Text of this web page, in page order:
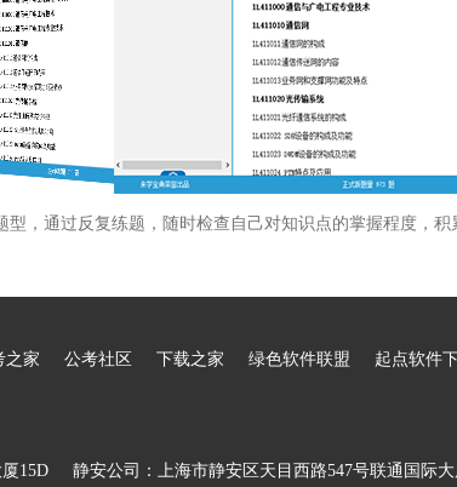
，通过反复练题，随时检查自己对知识点的掌握程度，积
之家 公考社区 下载之家 绿色软件联盟 起点软件
15D 静安公司：上海市静安区天目西路547号联通国际大